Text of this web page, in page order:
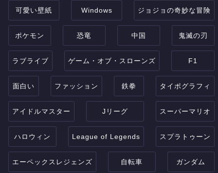
可愛い壁紙 Windows ジョジョの奇妙な冒険
ポケモン 恐竜 中国 鬼滅の刃
ラブライブ ゲーム・オブ・スローンズ F1
面白い ファッション 鉄拳 タイポグラフィ
アイドルマスター Jリーグ スーパーマリオ
ハロウィン League of Legends スプラトゥーン
エーペックスレジェンズ 自転車 ガンダム